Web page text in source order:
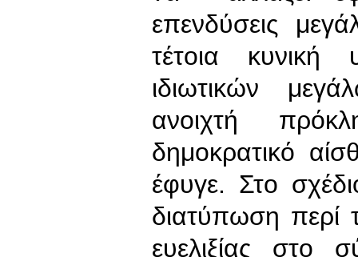
επενδύσεις
τέτοια
ιδιωτικών
ανοιχτή
δημοκρατικό
έφυγε. Στο
διατύπωση περί
ευελιξίας στο